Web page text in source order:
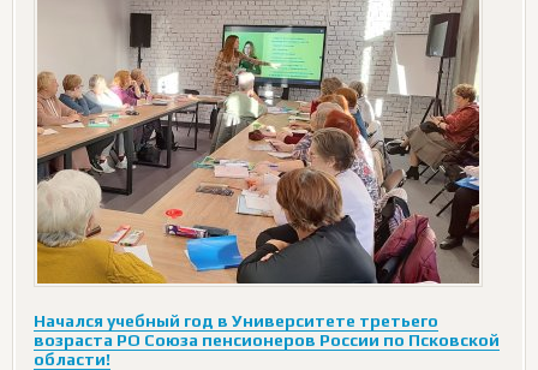
Начался учебный год в Университете третьего
возраста РО Союза пенсионеров России по Псковской
области!